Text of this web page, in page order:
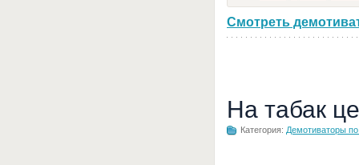
Смотреть
На табак
Категория: Демотиваторы